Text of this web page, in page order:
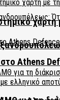
Athens